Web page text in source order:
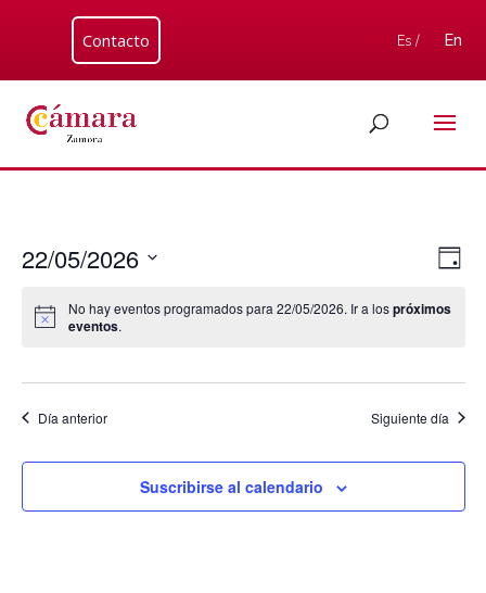
Contacto Es / En
de
de
de
Día
22/05/2026
fecha.
No hay eventos programados para 22/05/2026. Ir a lospróximos
eventos.
Día anterior Siguiente día
Suscribirse al calendario